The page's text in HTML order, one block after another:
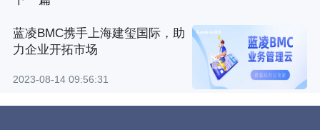
蓝凌BMC携手上海建玺国际，助
力企业开拓市场
2023-08-14 09:56:31